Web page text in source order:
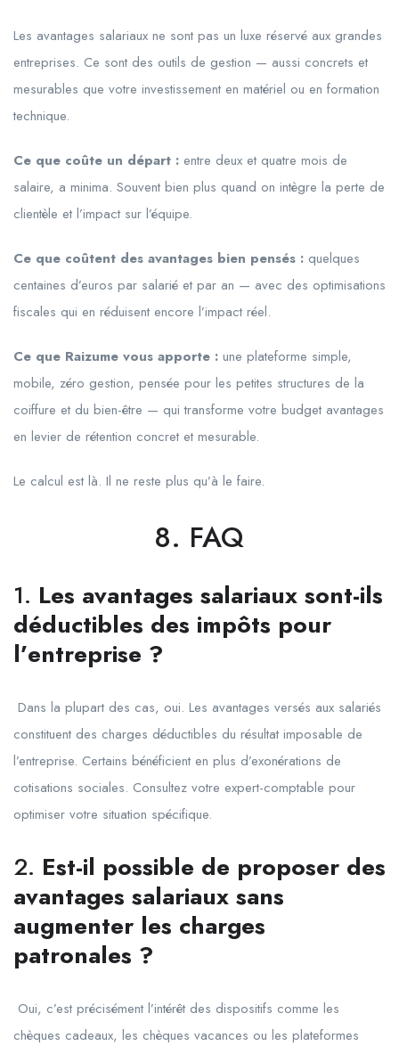
Les avantages salariaux ne sont pas un luxe réservé aux grandes
entreprises. Ce sont des outils de gestion — aussi concrets et
mesurables que votre investissement en matériel ou en formation
technique.
Ce que coûte un départ : entre deux et quatre mois de
salaire, a minima. Souvent bien plus quand on intègre la perte de
clientèle et l’impact sur l’équipe.
Ce que coûtent des avantages bien pensés : quelques
centaines d’euros par salarié et par an — avec des optimisations
fiscales qui en réduisent encore l’impact réel.
Ce que Raizume vous apporte : une plateforme simple,
mobile, zéro gestion, pensée pour les petites structures de la
coiffure et du bien-être — qui transforme votre budget avantages
en levier de rétention concret et mesurable.
Le calcul est là. Il ne reste plus qu’à le faire.
8. FAQ
1. Les avantages salariaux sont-ils
déductibles des impôts pour
l’entreprise ?
Dans la plupart des cas, oui. Les avantages versés aux salariés
constituent des charges déductibles du résultat imposable de
l’entreprise. Certains bénéficient en plus d’exonérations de
cotisations sociales. Consultez votre expert-comptable pour
optimiser votre situation spécifique.
2. Est-il possible de proposer des
avantages salariaux sans
augmenter les charges
patronales ?
Oui, c’est précisément l’intérêt des dispositifs comme les
chèques cadeaux, les chèques vacances ou les plateformes